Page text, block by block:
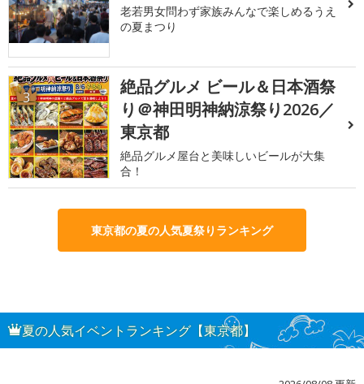
老若男女問わず家族みんなで楽しめるうえ
の夏まつり
3
絶品グルメ ビール＆日本酒祭
り＠神田明神納涼祭り2026／
東京都
絶品グルメ屋台と美味しいビールが大集
合！
東京都の夏の人気夏祭りランキング
夏の人気イベントランキング【東京都】